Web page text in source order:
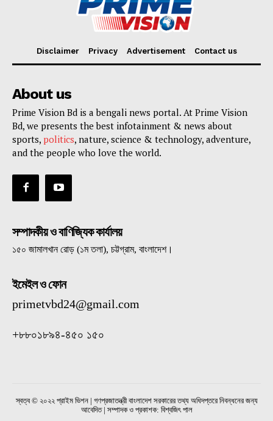
Disclaimer Privacy Advertisement Contact us
About us
Prime Vision Bd is a bengali news portal. At Prime Vision
Bd, we presents the best infotainment & news about
sports, politics, nature, science & technology, adventure,
and the people who love the world.
সম্পাদকীয় ও বাণিজ্যিক কার্যালয়
১৫০ জামালখান রোড় (১ম তলা), চট্টগ্রাম, বাংলাদেশ।
ইমেইল ও ফোন
primetvbd24@gmail.com
+৮৮০১৮৯৪-৪৫০ ১৫০
স্বত্ব © ২০২২ প্রাইম ভিশন | গণপ্রজাতন্ত্রী বাংলাদেশ সরকারের তথ্য অধিদপ্তরে নিবন্ধনের জন্য
আবেদিত | সম্পাদক ও প্রকাশক: বিশ্বজিৎ পাল